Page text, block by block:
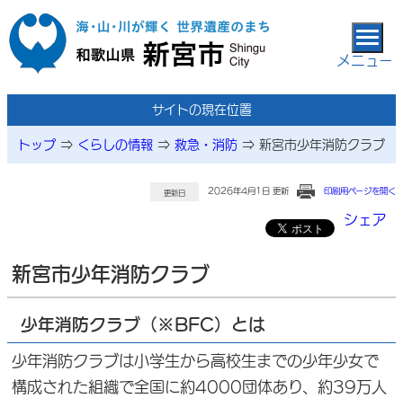
本文へ移動
メニュー
サイトの現在位置
トップ ⇒ くらしの情報 ⇒ 救急・消防 ⇒ 新宮市少年消防クラブ
更新日 2026年4月1日 更新 印刷用ページを開く
シェア
新宮市少年消防クラブ
少年消防クラブ（※BFC）とは
少年消防クラブは小学生から高校生までの少年少女で
構成された組織で全国に約4000団体あり、約39万人